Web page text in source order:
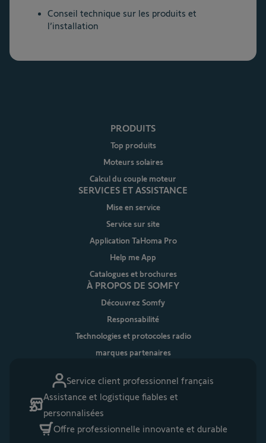
Conseil technique sur les produits et
l’installation
Service client professionnel français
Assistance et logistique fiables et
personnalisées
Offre professionnelle innovante et durable
PRODUITS
Top produits
Moteurs solaires
Calcul du couple moteur
SERVICES ET ASSISTANCE
Mise en service
Service sur site
Application TaHoma Pro
Help me App
Catalogues et brochures
À PROPOS DE SOMFY
Découvrez Somfy
Responsabilité
Technologies et protocoles radio
marques partenaires